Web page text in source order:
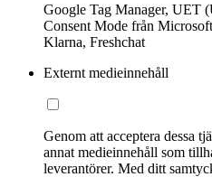
Google Tag Manager, UET
Consent Mode från
Klarna, Freshchat
Externt medieinnehåll
Genom att acceptera dessa
annat medieinnehåll som
leverantörer. Med ditt